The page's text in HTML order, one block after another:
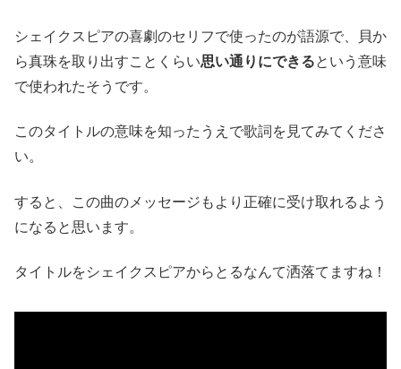
シェイクスピアの喜劇のセリフで使ったのが語源で、貝か
ら真珠を取り出すことくらい思い通りにできるという意味
で使われたそうです。
このタイトルの意味を知ったうえで歌詞を見てみてくださ
い。
すると、この曲のメッセージもより正確に受け取れるよう
になると思います。
タイトルをシェイクスピアからとるなんて洒落てますね！